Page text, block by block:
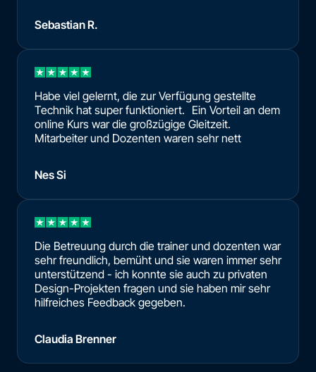
Sebastian R.
Habe viel gelernt, die zur Verfügung gestellte
Technik hat super funktioniert. Ein Vorteil an dem
online Kurs war die großzügige Gleitzeit.
Mitarbeiter und Dozenten waren sehr nett
Nes Si
Die Betreuung durch die trainer und dozenten war
sehr freundlich, bemüht und sie waren immer sehr
unterstützend - ich konnte sie auch zu privaten
Design-Projekten fragen und sie haben mir sehr
hilfreiches Feedback gegeben.
Claudia Brenner